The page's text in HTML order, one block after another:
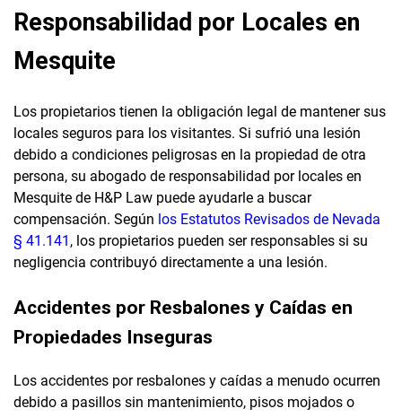
Responsabilidad por Locales en
Mesquite
Los propietarios tienen la obligación legal de mantener sus
locales seguros para los visitantes. Si sufrió una lesión
debido a condiciones peligrosas en la propiedad de otra
persona, su abogado de responsabilidad por locales en
Mesquite de H&P Law puede ayudarle a buscar
compensación. Según los Estatutos Revisados de Nevada
§ 41.141 , los propietarios pueden ser responsables si su
negligencia contribuyó directamente a una lesión.
Accidentes por Resbalones y Caídas en
Propiedades Inseguras
Los accidentes por resbalones y caídas a menudo ocurren
debido a pasillos sin mantenimiento, pisos mojados o